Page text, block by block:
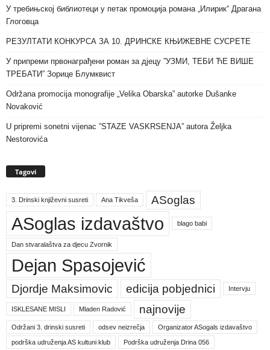
У требињској библиотеци у петак промоција романа „Илирик“ Драгана
Глоговца
РЕЗУЛТАТИ КОНКУРСА ЗА 10. ДРИНСКЕ КЊИЖЕВНЕ СУСРЕТЕ
У припреми првонаграђени роман за дјецу ”УЗМИ, ТЕБИ ЋЕ ВИШЕ
ТРЕБАТИ” Зорице Блумквист
Održana promocija monografije „Velika Obarska” autorke Dušanke
Novaković
U pripremi sonetni vijenac ”STAZE VASKRSENJA” autora Željka
Nestorovića
Tagovi
3. Drinski književni susreti Ana Tikveša ASoglas
ASoglas izdavaštvo blago babi
Dan stvaralaštva za djecu Zvornik
Dejan Spasojević
Djordje Maksimovic edicija pobjednici Intervju
ISKLESANE MISLI Mladen Radović najnovije
Održani 3. drinski susreti odsev neizrečja Organizator ASogals izdavaštvo
podrška udruženja AS kultuni klub Podrška udruženja Drina 056